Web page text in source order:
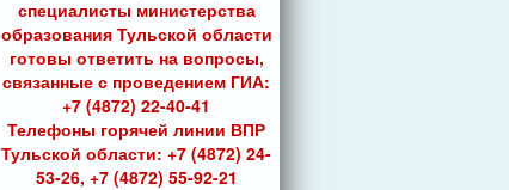
специалисты министерства
образования Тульской области
готовы ответить на вопросы,
связанные с проведением ГИА:
+7 (4872) 22-40-41
Телефоны горячей линии ВПР
Тульской области: +7 (4872) 24-
53-26, +7 (4872) 55-92-21